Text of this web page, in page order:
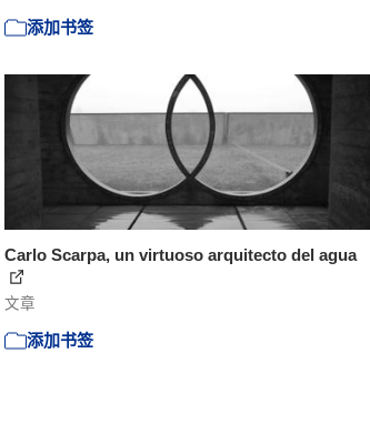
添加书签
Carlo Scarpa, un virtuoso arquitecto del agua
文章
添加书签